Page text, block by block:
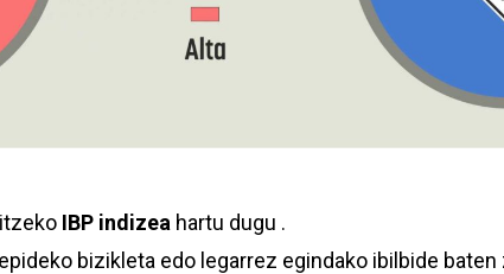
IBP indizea hartu dugu .
bizikleta edo legarrez egindako ibilbide